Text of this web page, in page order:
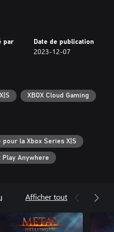
(Lorna Shore).
par Matt Heafy (Trivium).
Bonny (Ad Infinitum).
Bad (Fit for an Autopsy).
par Date de publication
2023-12-07
XBOX Cloud Gaming
pour la Xbox Series X|S
Play Anywhere
Afficher tout